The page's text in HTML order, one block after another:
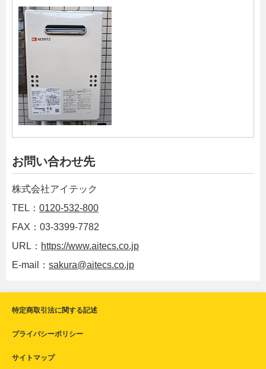
お問い合わせ先
株式会社アイテック
TEL： 0120-532-800
FAX：03-3399-7782
URL： https://www.aitecs.co.jp
E-mail： sakura@aitecs.co.jp
特定商取引法に関する記述
プライバシーポリシー
サイトマップ